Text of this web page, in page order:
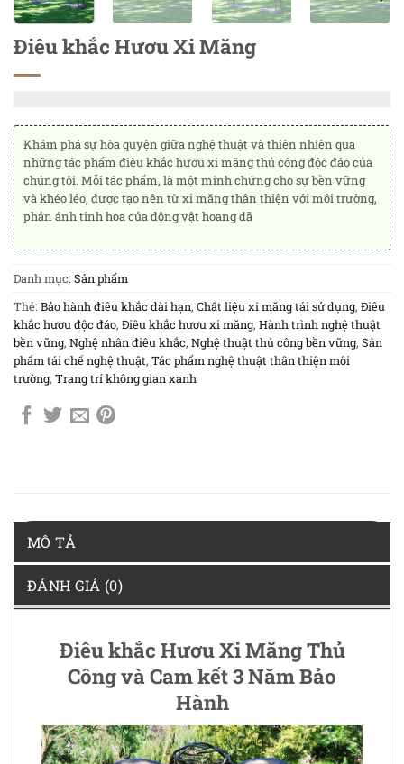
Điêu khắc Hươu Xi Măng
Khám phá sự hòa quyện giữa nghệ thuật và thiên nhiên qua
những tác phẩm điêu khắc hươu xi măng thủ công độc đáo của
chúng tôi. Mỗi tác phẩm, là một minh chứng cho sự bền vững
và khéo léo, được tạo nên từ xi măng thân thiện với môi trường,
phản ánh tinh hoa của động vật hoang dã
Danh mục:Sản phẩm
Thẻ:Bảo hành điêu khắc dài hạn, Chất liệu xi măng tái sử dụng, Điêu
khắc hươu độc đáo, Điêu khắc hươu xi măng, Hành trình nghệ thuật
bền vững, Nghệ nhân điêu khắc, Nghệ thuật thủ công bền vững, Sản
phẩm tái chế nghệ thuật, Tác phẩm nghệ thuật thân thiện môi
trường, Trang trí không gian xanh
MÔ TẢ
ĐÁNH GIÁ (0)
Điêu khắc Hươu Xi Măng Thủ
Công và Cam kết 3 Năm Bảo
Hành